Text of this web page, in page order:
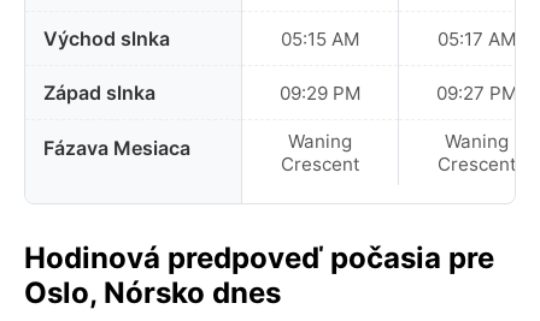
Východ slnka
Západ slnka
Fázava Mesiaca
05:15 AM
09:29 PM
Waning
Crescent
05:17 AM
09:27 PM
Waning
Crescent
Hodinová predpoveď počasia pre
Oslo, Nórsko dnes